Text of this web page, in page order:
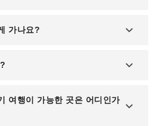
이며, 특별 전시만 유료인 경
가나요?
, 렌터카 등으로 약 15분 내외
간에는 외곽 지역을 피하시
여행이 가능한 곳은 어디인가